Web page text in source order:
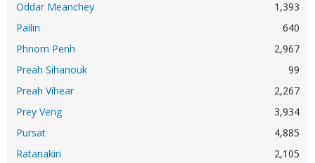
Oddar Meanchey
1,393
Pailin
640
Phnom Penh
2,967
Preah Sihanouk
99
Preah Vihear
2,267
Prey Veng
3,934
Pursat
4,885
Ratanakiri
2,105